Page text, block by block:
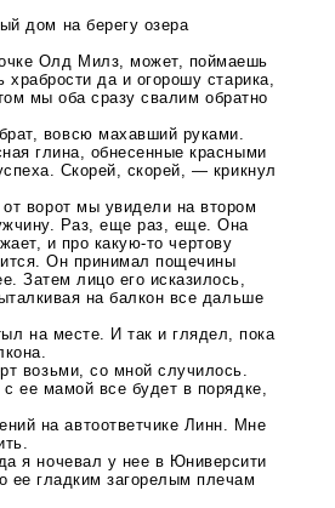
дом на берегу озера
Олд Милз, может, поймаешь
да и огорошу старика,
мы оба сразу свалим обратно
вовсю махавший руками.
глина, обнесенные красными
Скорей, скорей, — крикнул
ворот мы увидели на втором
Раз, еще раз, еще. Она
и про какую-то чертову
Он принимал пощечины
Затем лицо его исказилось,
на балкон все дальше
на месте. И так и глядел, пока
возьми, со мной случилось.
ее мамой все будет в порядке,
на автоответчике Линн. Мне
я ночевал у нее в Юниверсити
ее гладким загорелым плечам